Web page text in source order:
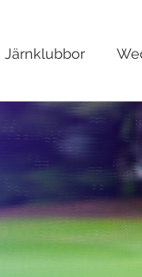
Järnklubbor
Utility irons